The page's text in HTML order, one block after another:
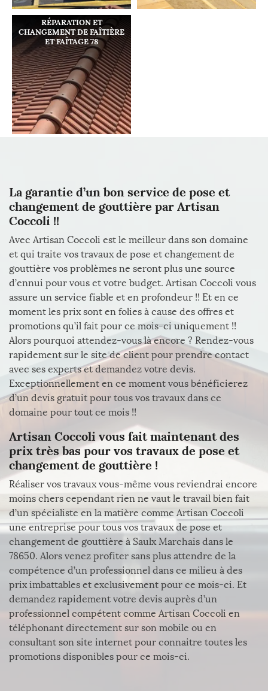
RÉPARATION ET
CHANGEMENT DE FAÎTIÈRE
ET FAÎTAGE 78
La garantie d’un bon service de pose et
changement de gouttière par Artisan
Coccoli !!
Avec Artisan Coccoli est le meilleur dans son domaine
et qui traite vos travaux de pose et changement de
gouttière vos problèmes ne seront plus une source
d’ennui pour vous et votre budget. Artisan Coccoli vous
assure un service fiable et en profondeur !! Et en ce
moment les prix sont en folies à cause des offres et
promotions qu’il fait pour ce mois-ci uniquement !!
Alors pourquoi attendez-vous là encore ? Rendez-vous
rapidement sur le site de client pour prendre contact
avec ses experts et demandez votre devis.
Exceptionnellement en ce moment vous bénéficierez
d’un devis gratuit pour tous vos travaux dans ce
domaine pour tout ce mois !!
Artisan Coccoli vous fait maintenant des
prix très bas pour vos travaux de pose et
changement de gouttière !
Réaliser vos travaux vous-même vous reviendrai encore
moins chers cependant rien ne vaut le travail bien fait
d’un spécialiste en la matière comme Artisan Coccoli
une entreprise pour tous vos travaux de pose et
changement de gouttière à Saulx Marchais dans le
78650. Alors venez profiter sans plus attendre de la
compétence d’un professionnel dans ce milieu à des
prix imbattables et exclusivement pour ce mois-ci. Et
demandez rapidement votre devis auprès d’un
professionnel compétent comme Artisan Coccoli en
téléphonant directement sur son mobile ou en
consultant son site internet pour connaitre toutes les
promotions disponibles pour ce mois-ci.